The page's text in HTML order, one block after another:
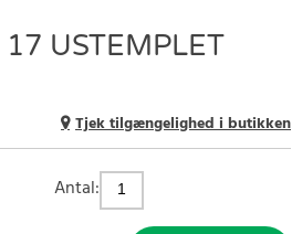
USTEMPLET
Tjek tilgængelighed i butikken
Antal: